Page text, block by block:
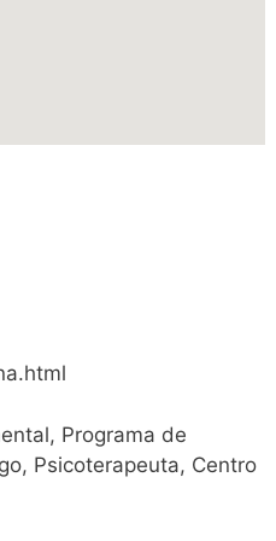
Programa de
Psicoterapeuta, Centro